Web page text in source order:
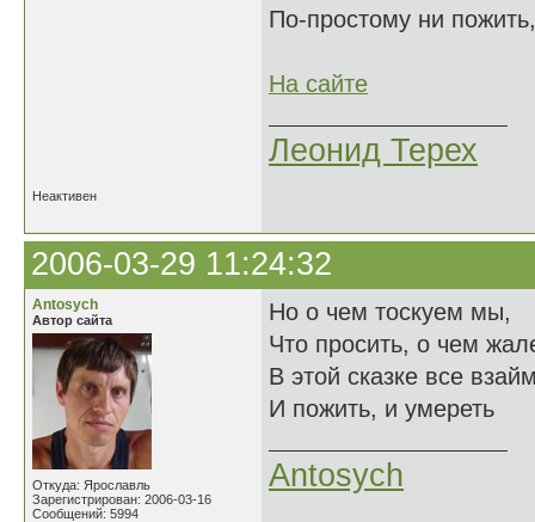
По-простому ни
На сайте
Леонид Терех
Неактивен
2006-03-29 11:24:32
Antosych
Автор сайта
Откуда: Ярославль
Зарегистрирован: 2006-03-16
Сообщений: 5994
Но о чем тоскуем мы,
Что просить, о чем
В этой сказке все
И пожить, и умереть
Antosych